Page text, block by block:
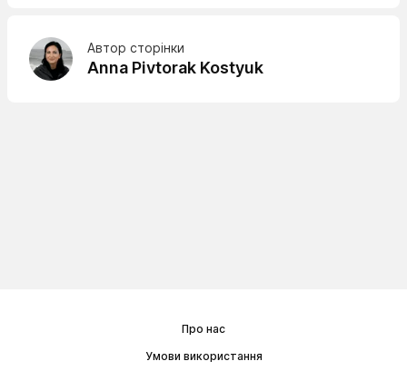
Автор сторінки
Anna Pivtorak Kostyuk
Про нас
Умови використання